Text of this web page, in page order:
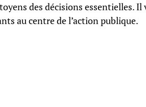
des décisions essentielles.
au centre de l’action publique.